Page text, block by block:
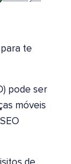
te
pode ser
móveis